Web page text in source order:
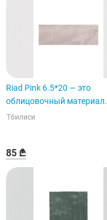
Riad Pink 6.5*20 — это
облицовочный материал.
Тбилиси
85 ₾